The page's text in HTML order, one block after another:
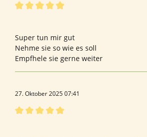
Super tun mir gut
Nehme sie so wie es soll
Empfhele sie gerne weiter
27. Oktober 2025 07:41